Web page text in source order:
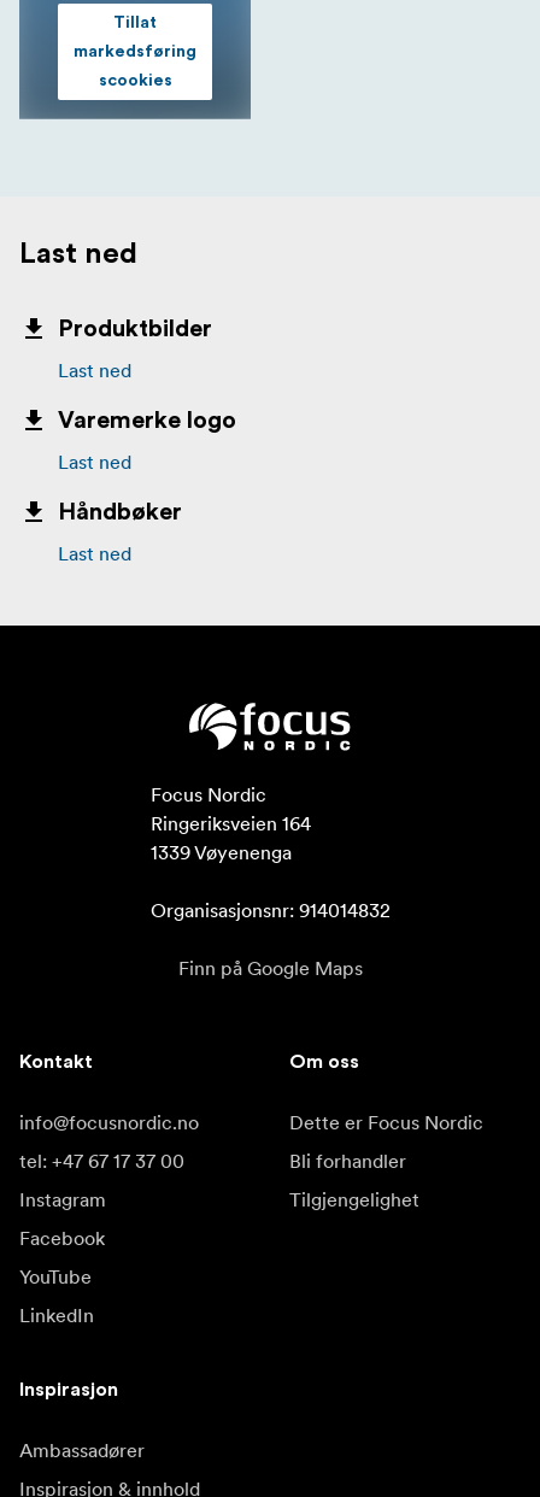
Tillat
markedsføring
scookies
Last ned
Produktbilder
Last ned
Varemerke logo
Last ned
Håndbøker
Last ned
Focus Nordic
Ringeriksveien 164
1339 Vøyenenga
Organisasjonsnr: 914014832
Finn på Google Maps
Kontakt
info@focusnordic.no
tel: +47 67 17 37 00
Instagram
Facebook
YouTube
LinkedIn
Om oss
Dette er Focus Nordic
Bli forhandler
Tilgjengelighet
Inspirasjon
Ambassadører
Inspirasjon & innhold